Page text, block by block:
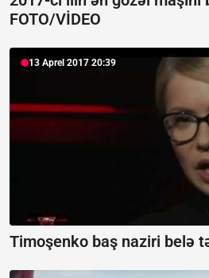
FOTO/VİDEO
13 Aprel 2017 20:39
Timoşenko baş naziri belə